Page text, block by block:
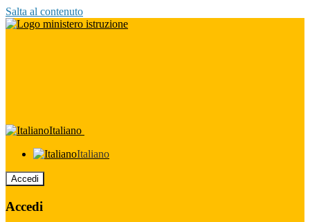
Salta al contenuto
Italiano
Italiano
Accedi
Accedi